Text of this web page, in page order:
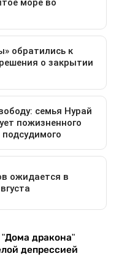
"Дома дракона"
депрессией